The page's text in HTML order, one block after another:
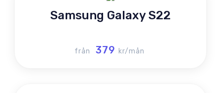
Samsung Galaxy S22
från 379 kr/mån